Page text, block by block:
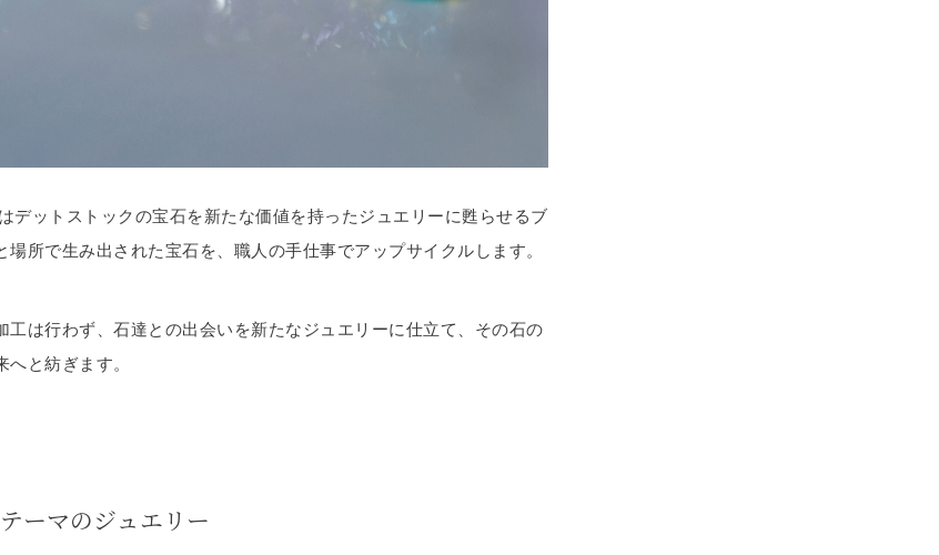
デットストックの宝石を新たな価値を持ったジュエリーに甦らせるブ
場所で生み出された宝石を、職人の手仕事でアップサイクルします。
工は行わず、石達との出会いを新たなジュエリーに仕立て、その石の
と紡ぎます。
ーマのジュエリー